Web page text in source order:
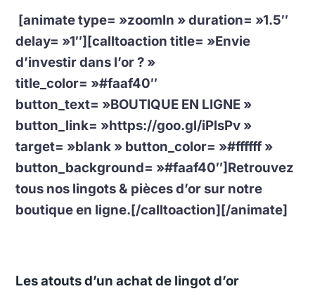
[animate type= »zoomIn » duration= »1.5″
delay= »1″][calltoaction title= »Envie
d’investir dans l’or ? »
title_color= »#faaf40″
button_text= »BOUTIQUE EN LIGNE »
button_link= »https://goo.gl/iPlsPv »
target= »blank » button_color= »#ffffff »
button_background= »#faaf40″]Retrouvez
tous nos lingots & pièces d’or sur notre
boutique en ligne.[/calltoaction][/animate]
Les atouts d’un achat de lingot d’or